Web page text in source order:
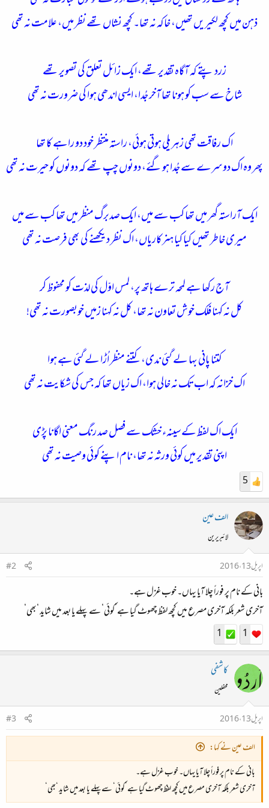
ذہن میں کچھ لکیریں تھیں، خاکہ نہ تھا۔ کچھ نشاں تھے نظر میں، علامت نہ تھی
زرد پتے کہ آگاہ تقدیر تھے، ایک زائل تعلق کی تصویر تھے
شاخ سے سب کو ہونا تھا آخر جُدا، ایسی اندھی ہوا کی ضرورت نہ تھی
اک رفاقت تھی زہریلی ہوتی ہوئی، راستہ منتظر خود دو راہے کا تھا
پھر وہ اک دوسرے سے جُدا ہو گئے، دونوں چپ تھے کہ دونوں کو حیرت نہ تھی
ایک آراستہ گھر میں تھا کب سے میں، ایک صدبرگ منظر میں تھا کب سے میں
میری خاطر تھیں کیا کیا ہنرکاریاں، اک نظر دیکھنے کی بھی فرصت نہ تھی
آج رکھا ہے لمحہ ترے ہاتھ پر، لمس اوّل کی لذت کو محفوظ کر
کل نہ کہنا فلک خوش تعاون نہ تھا، کل نہ کہنا زمیں خوبصورت نہ تھی!
کتنا پانی بہا لے گئی ندی، کتنے منظر اُڑا لے گئی ہے ہوا
اک خزانہ کہ اب تک نہ خالی ہوا، اک زیاں تھا کہ جس کی شکایت نہ تھی
ایک اک لفظ کے سینہء خشک سے فصل صد رنگ معنی اگانا پڑی
اپنی تقدیر میں کوئی ورثہ نہ تھا، نام اپنے کوئی وصیت نہ تھی
5
الف عین
لائبریرین
اپریل 13، 2016
#2
بانی کے نام پر فوراً چلا آیا یہاں۔ خوب غزل ہے۔
آخری شعر بلکہ آخری مصرع میں کچھ لفظ چھوٹ گیا ہے’کوئی‘ سے پہلے یا بعد میں شاید ‘بھی‘
1
1
کاشفی
محفلین
اپریل 13، 2016
#3
الف عین نے کہا:
بانی کے نام پر فوراً چلا آیا یہاں۔ خوب غزل ہے۔
آخری شعر بلکہ آخری مصرع میں کچھ لفظ چھوٹ گیا ہے’کوئی‘ سے پہلے یا بعد میں شاید ‘بھی‘